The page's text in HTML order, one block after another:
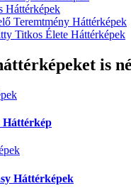
Háttérképek
Teremtmény Háttérképek
Titkos Élete Háttérképek
is
Háttérkép
Háttérképek